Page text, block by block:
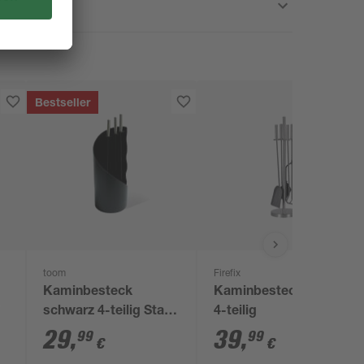
Bestseller
toom
Kaminbesteck
schwarz 4-teilig Stahl
mit Edelstahlgriffen
29,99 €
Firefix
Kaminbesteck grau
4-teilig
39,99 €